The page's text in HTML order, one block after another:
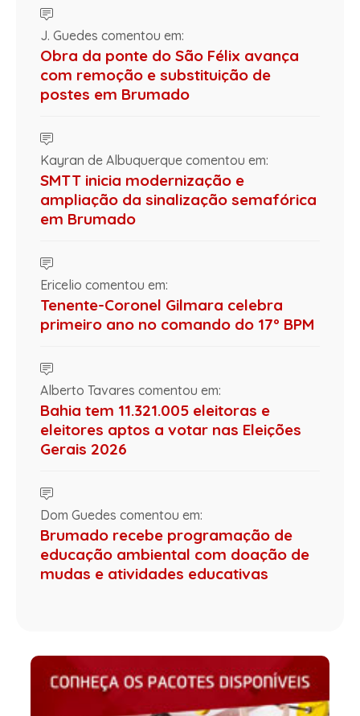
J. Guedes comentou em:
Obra da ponte do São Félix avança
com remoção e substituição de
postes em Brumado
Kayran de Albuquerque comentou em:
SMTT inicia modernização e
ampliação da sinalização semafórica
em Brumado
Ericelio comentou em:
Tenente-Coronel Gilmara celebra
primeiro ano no comando do 17º BPM
Alberto Tavares comentou em:
Bahia tem 11.321.005 eleitoras e
eleitores aptos a votar nas Eleições
Gerais 2026
Dom Guedes comentou em:
Brumado recebe programação de
educação ambiental com doação de
mudas e atividades educativas